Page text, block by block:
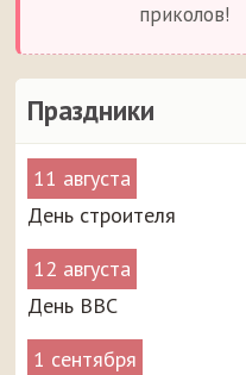
Праздники
11 августа
День строителя
12 августа
День ВВС
1 сентября
приколов!